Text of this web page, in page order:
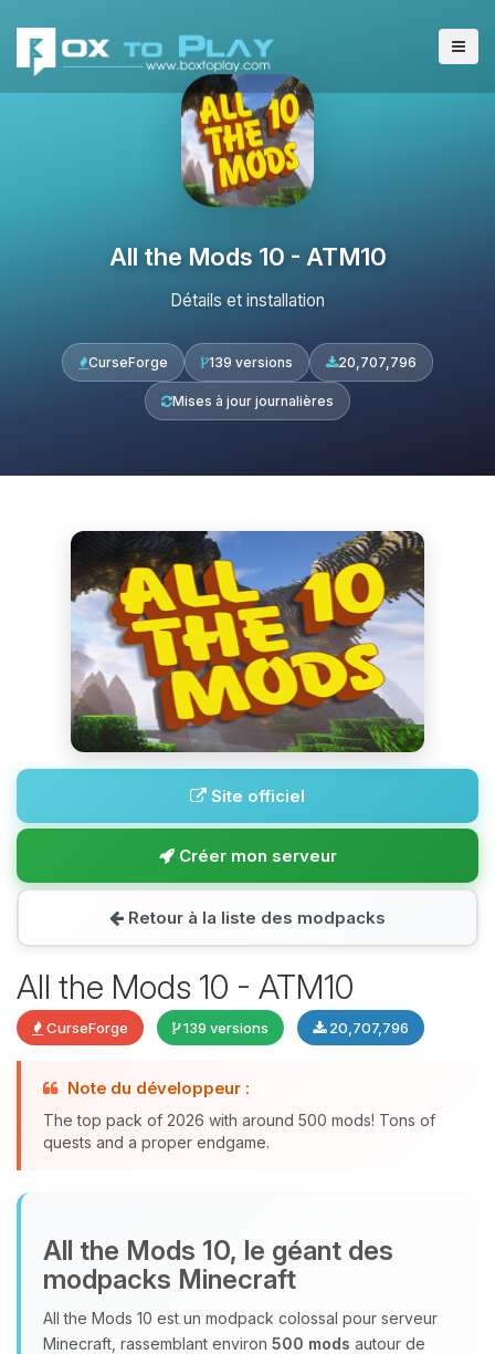
All the Mods 10 - ATM10
Détails et installation
CurseForge 139 versions 20,707,796
Mises à jour journalières
Site officiel
Créer mon serveur
Retour à la liste des modpacks
All the Mods 10 - ATM10
CurseForge 139 versions 20,707,796
Note du développeur :
The top pack of 2026 with around 500 mods! Tons of
quests and a proper endgame.
All the Mods 10, le géant des
modpacks Minecraft
All the Mods 10 est un modpack colossal pour serveur
Minecraft, rassemblant environ 500 mods autour de
parler ! Moi c’est Choupy, ton petit
assistant BoxToPlay. Dis-moi ce dont
petits circuits pour t’aider.